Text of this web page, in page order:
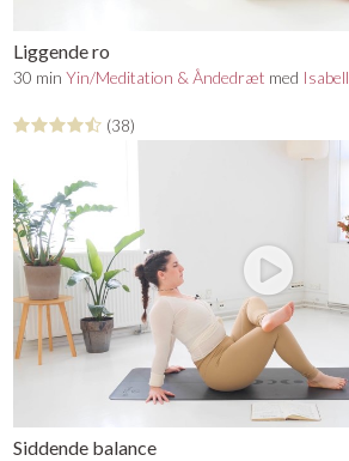
Liggende ro
30 minYin/Meditation & Åndedræt med
(38)
Siddende balance